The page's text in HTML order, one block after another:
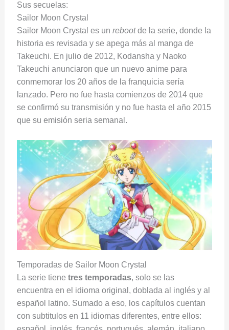
Sus secuelas:
Sailor Moon Crystal
Sailor Moon Crystal es un rebootde la serie, donde la
historia es revisada y se apega más al manga de
Takeuchi. En julio de 2012, Kodansha y Naoko
Takeuchi anunciaron que un nuevo anime para
conmemorar los 20 años de la franquicia sería
lanzado. Pero no fue hasta comienzos de 2014 que
se confirmó su transmisión y no fue hasta el año 2015
que su emisión seria semanal.
Temporadas de Sailor Moon Crystal
La serie tiene tres temporadas, solo se las
encuentra en el idioma original, doblada al inglés y al
español latino. Sumado a eso, los capítulos cuentan
con subtitulos en 11 idiomas diferentes, entre ellos: